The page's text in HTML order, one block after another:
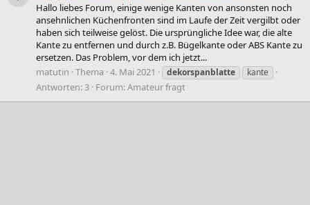
Hallo liebes Forum, einige wenige Kanten von ansonsten noch
ansehnlichen Küchenfronten sind im Laufe der Zeit vergilbt oder
haben sich teilweise gelöst. Die ursprüngliche Idee war, die alte
Kante zu entfernen und durch z.B. Bügelkante oder ABS Kante zu
ersetzen. Das Problem, vor dem ich jetzt...
matutin Thema 4. Mai 2021 dekorspanblatte kante
Antworten: 3 Forum:Amateur fragt